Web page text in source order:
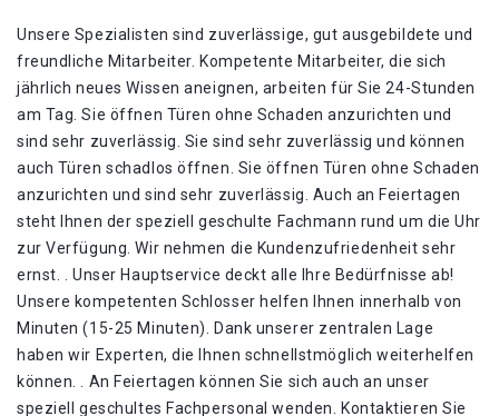
Unsere Spezialisten sind zuverlässige, gut ausgebildete und
freundliche Mitarbeiter. Kompetente Mitarbeiter, die sich
jährlich neues Wissen aneignen, arbeiten für Sie 24-Stunden
am Tag. Sie öffnen Türen ohne Schaden anzurichten und
sind sehr zuverlässig. Sie sind sehr zuverlässig und können
auch Türen schadlos öffnen. Sie öffnen Türen ohne Schaden
anzurichten und sind sehr zuverlässig. Auch an Feiertagen
steht Ihnen der speziell geschulte Fachmann rund um die Uhr
zur Verfügung. Wir nehmen die Kundenzufriedenheit sehr
ernst. . Unser Hauptservice deckt alle Ihre Bedürfnisse ab!
Unsere kompetenten Schlosser helfen Ihnen innerhalb von
Minuten (15-25 Minuten). Dank unserer zentralen Lage
haben wir Experten, die Ihnen schnellstmöglich weiterhelfen
können. . An Feiertagen können Sie sich auch an unser
speziell geschultes Fachpersonal wenden. Kontaktieren Sie